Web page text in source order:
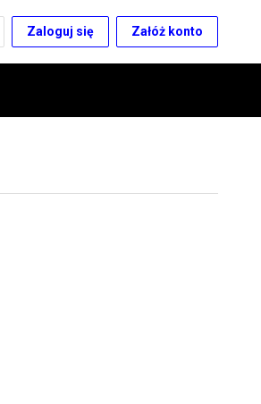
Zaloguj się Załóż konto